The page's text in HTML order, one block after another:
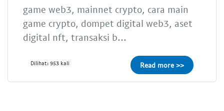
game web3, mainnet crypto, cara main
game crypto, dompet digital web3, aset
digital nft, transaksi b...
Dilihat: 953 kali Read more >>